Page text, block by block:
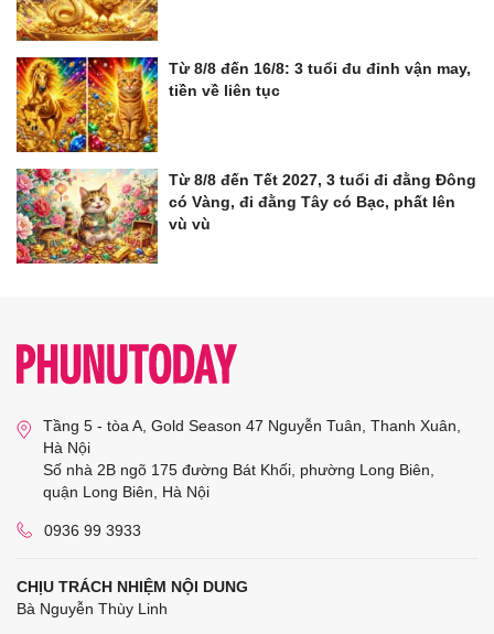
Từ 8/8 đến 16/8: 3 tuổi đu đỉnh vận may,
tiền về liên tục
Từ 8/8 đến Tết 2027, 3 tuổi đi đằng Đông
có Vàng, đi đằng Tây có Bạc, phất lên
vù vù
Tầng 5 - tòa A, Gold Season 47 Nguyễn Tuân, Thanh Xuân,
Hà Nội
Số nhà 2B ngõ 175 đường Bát Khối, phường Long Biên,
quận Long Biên, Hà Nội
0936 99 3933
CHỊU TRÁCH NHIỆM NỘI DUNG
Bà Nguyễn Thùy Linh